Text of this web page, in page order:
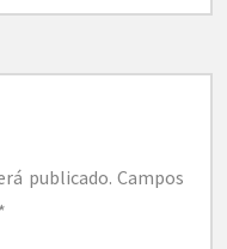
publicado. Campos
*